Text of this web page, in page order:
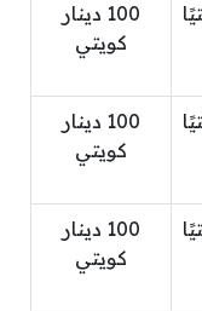
100 دينار
كويتي
100 دينار
كويتي
100 دينار
كويتي